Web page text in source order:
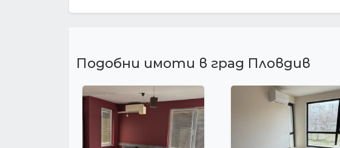
Подобни имоти в град Пловдив